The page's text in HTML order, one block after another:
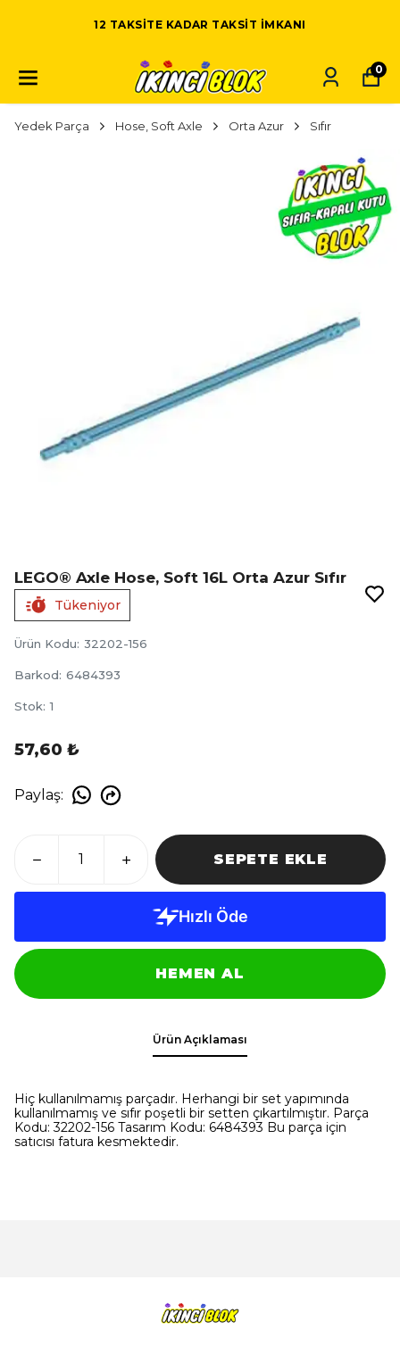
12 TAKSITE KADAR TAKSIT IMKANI
0
Yedek Parça Hose, Soft Axle Orta Azur Sıfır
LEGO® Axle Hose, Soft 16L Orta Azur Sıfır
Tükeniyor
Ürün Kodu: 32202-156
Barkod: 6484393
Stok: 1
57,60 ₺
Paylaş:
SEPETE EKLE
HEMEN AL
Ürün Açıklaması
Hiç kullanılmamış parçadır. Herhangi bir set yapımında
kullanılmamış ve sıfır poşetli bir setten çıkartılmıştır. Parça
Kodu: 32202-156 Tasarım Kodu: 6484393 Bu parça için
satıcısı fatura kesmektedir.